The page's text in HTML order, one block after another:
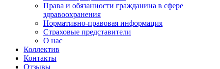
Права и обязанности гражданина в сфере
здравоохранения
Нормативно-правовая информация
Страховые представители
О нас
Коллектив
Контакты
Отзывы